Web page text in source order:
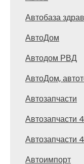
Автобаза
АвтоДом
Автодом РВД
АвтоДом,
Автозапчасти
Автозапчасти
Автозапчасти
Автоимпорт